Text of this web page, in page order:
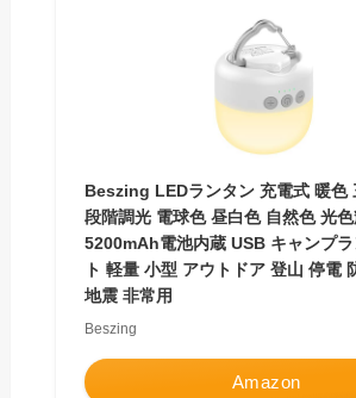
Beszing LEDランタン 充電式 暖色
段階調光 電球色 昼白色 自然色 光
5200mAh電池内蔵 USB キャンプラ
ト 軽量 小型 アウトドア 登山 停電
地震 非常用
Beszing
Amazon